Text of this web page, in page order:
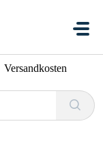
Versandkosten